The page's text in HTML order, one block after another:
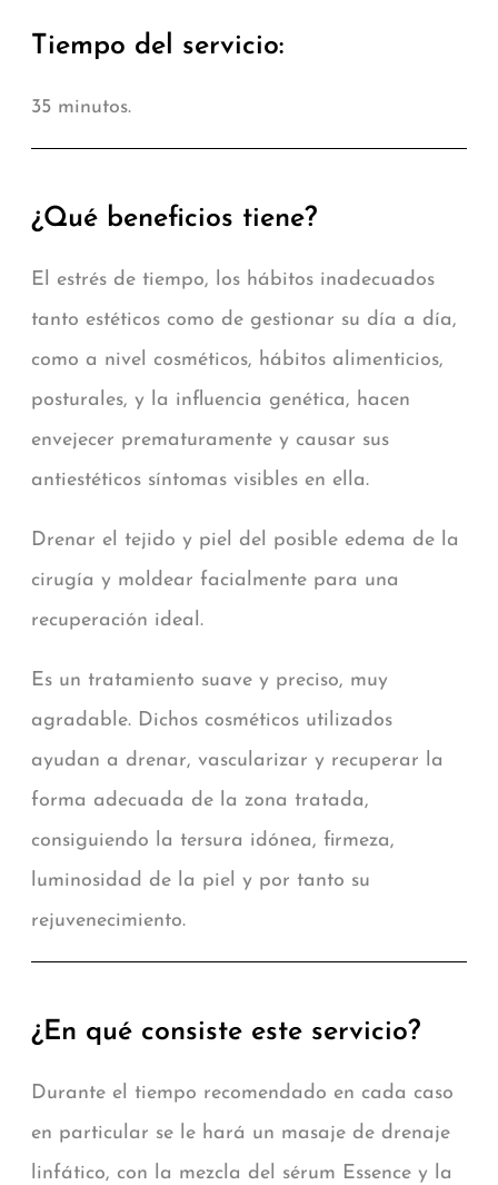
Tiempo del servicio:
35 minutos.
¿Qué beneficios tiene?
El estrés de tiempo, los hábitos inadecuados
tanto estéticos como de gestionar su día a día,
como a nivel cosméticos, hábitos alimenticios,
posturales, y la influencia genética, hacen
envejecer prematuramente y causar sus
antiestéticos síntomas visibles en ella.
Drenar el tejido y piel del posible edema de la
cirugía y moldear facialmente para una
recuperación ideal.
Es un tratamiento suave y preciso, muy
agradable. Dichos cosméticos utilizados
ayudan a drenar, vascularizar y recuperar la
forma adecuada de la zona tratada,
consiguiendo la tersura idónea, firmeza,
luminosidad de la piel y por tanto su
rejuvenecimiento.
¿En qué consiste este servicio?
Durante el tiempo recomendado en cada caso
en particular se le hará un masaje de drenaje
linfático, con la mezcla del sérum Essence y la